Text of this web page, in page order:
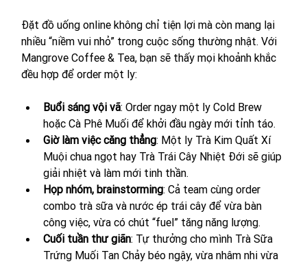
Đặt đồ uống online không chỉ tiện lợi mà còn mang lại
nhiều “niềm vui nhỏ” trong cuộc sống thường nhật. Với
Mangrove Coffee & Tea, bạn sẽ thấy mọi khoảnh khắc
đều hợp để order một ly:
Buổi sáng vội vã: Order ngay một ly Cold Brew
hoặc Cà Phê Muối để khởi đầu ngày mới tỉnh táo.
Giờ làm việc căng thẳng: Một ly Trà Kim Quất Xí
Muội chua ngọt hay Trà Trái Cây Nhiệt Đới sẽ giúp
giải nhiệt và làm mới tinh thần.
Họp nhóm, brainstorming: Cả team cùng order
combo trà sữa và nước ép trái cây để vừa bàn
công việc, vừa có chút “fuel” tăng năng lượng.
Cuối tuần thư giãn: Tự thưởng cho mình Trà Sữa
Trứng Muối Tan Chảy béo ngậy, vừa nhâm nhi vừa